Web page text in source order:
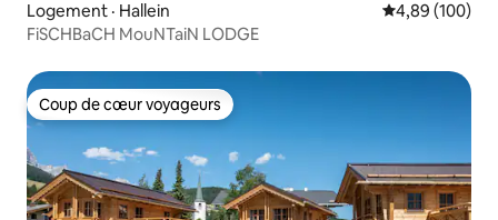
Logement · Hallein Note
4,89 (100)
FiSCHBaCH MouNTaiN LODGE
Coup de cœur voyageurs
Coup de cœur voyageurs